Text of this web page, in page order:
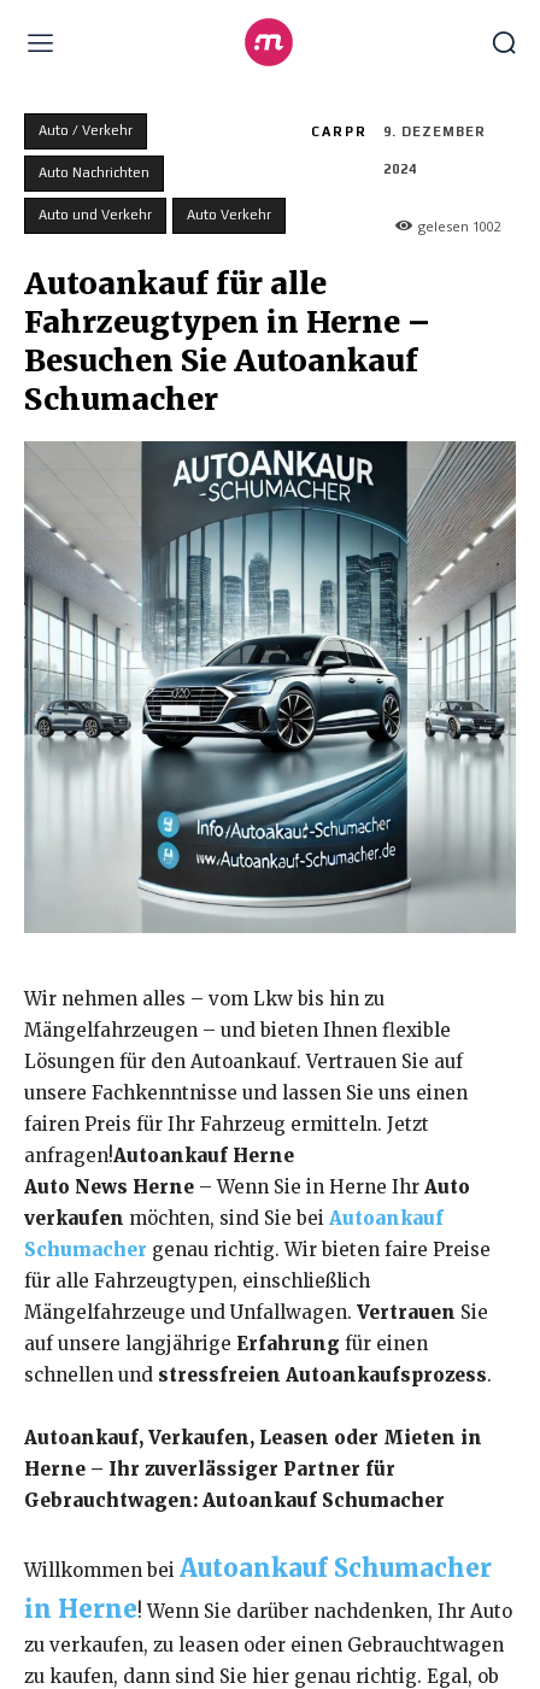
Auto / Verkehr
Auto Nachrichten
Auto und Verkehr Auto Verkehr
CARPR 9. DEZEMBER
2024
gelesen 1002
Autoankauf für alle
Fahrzeugtypen in Herne –
Besuchen Sie Autoankauf
Schumacher
Wir nehmen alles – vom Lkw bis hin zu
Mängelfahrzeugen – und bieten Ihnen flexible
Lösungen für den Autoankauf. Vertrauen Sie auf
unsere Fachkenntnisse und lassen Sie uns einen
fairen Preis für Ihr Fahrzeug ermitteln. Jetzt
anfragen!Autoankauf Herne
Auto News Herne – Wenn Sie in Herne Ihr Auto
verkaufen möchten, sind Sie bei Autoankauf
Schumacher genau richtig. Wir bieten faire Preise
für alle Fahrzeugtypen, einschließlich
Mängelfahrzeuge und Unfallwagen. Vertrauen Sie
auf unsere langjährige Erfahrung für einen
schnellen und stressfreien Autoankaufsprozess.
Autoankauf, Verkaufen, Leasen oder Mieten in
Herne – Ihr zuverlässiger Partner für
Gebrauchtwagen: Autoankauf Schumacher
Willkommen bei Autoankauf Schumacher
in Herne! Wenn Sie darüber nachdenken, Ihr Auto
zu verkaufen, zu leasen oder einen Gebrauchtwagen
zu kaufen, dann sind Sie hier genau richtig. Egal, ob